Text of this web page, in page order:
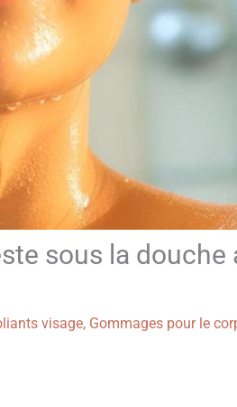
sous la douche
visage, Gommages pour le